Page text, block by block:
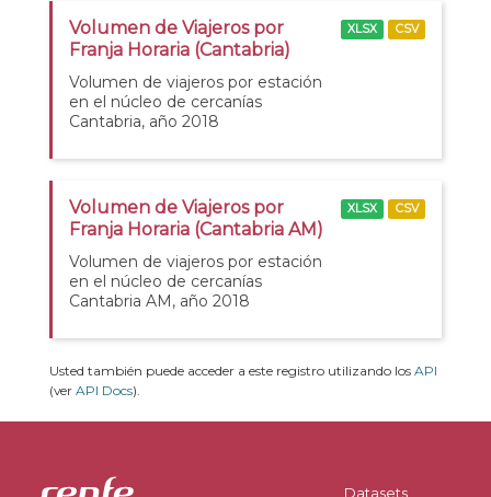
Volumen de Viajeros por
Franja Horaria (Cantabria)
Volumen de viajeros por estación
en el núcleo de cercanías
Cantabria, año 2018
XLSX CSV
Volumen de Viajeros por
Franja Horaria (Cantabria AM)
Volumen de viajeros por estación
en el núcleo de cercanías
Cantabria AM, año 2018
XLSX CSV
Usted también puede acceder a este registro utilizando los API
(ver API Docs).
Datasets